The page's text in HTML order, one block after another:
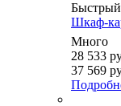
Шкаф-
Много
28 533
37 569